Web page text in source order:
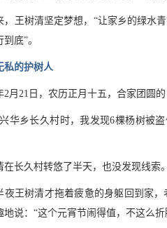
，王树清坚定梦想，“让家乡的绿水
底”。
私的护树人
2月21日，农历正月十五，合家团圆
华乡长久村时，我发现6棵杨树被
在长久村转悠了半天，也没发现线
夜王树清才拖着疲惫的身躯回到家
地说：“这个元宵节闹得值，不这么